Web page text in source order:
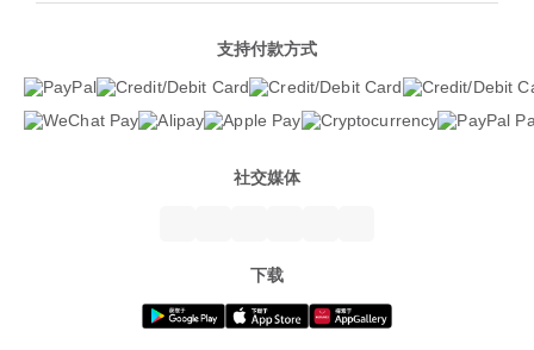
支持付款方式
社交媒体
下载